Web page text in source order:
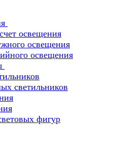
освещения
освещения
освещения
светильников
фигур